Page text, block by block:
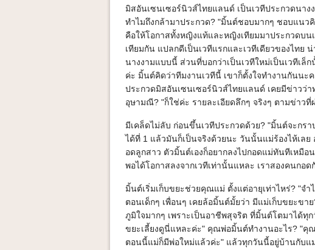
มิสอันเซนเซอร์นิวส์ไทยแลนด์ เป็นเวทีประกวดนาง
ทำไมถึงกล้ามาประกวด? "มิ้นต์ชอบมากๆ ชอบแนว
คือให้โอกาสทั้งหญิงแท้และหญิงเทียมมาประกวดบน
เทียมกัน แปลกดีเป็นเวทีแรกและเวทีเดียวของไทย
นางงามแบบนี้ ส่วนที่บอกว่าเป็นเวทีใหม่เป็นเวทีเล็
ค่ะ มิ้นต์คิดว่าทีมงานเวทีนี้ เขาก็ตั้งใจทำงานกันนะ
ประกวดมิสอันเซนเซอร์นิวส์ไทยแลนด์ เคยมีข่าวว่
อุษามณี? "ก็ใช่ค่ะ รายละเอียดลึกๆ จริงๆ ตามข่าว
มีเคล็ดไม่ลับ ก่อนขึ้นเวทีประกวดด้วย? "มิ้นต์จะกร
ได้ที่ 1 แล้วมันก็เป็นจริงด้วยนะ วันนั้นแม่ร้องไห้เล
อดลูกสาว ตัวมิ้นต์เองก็อยากลงไปกอดแม่ทันทีเหมื
พอได้โอกาสลงจากเวทีเท่านั้นแหละ เราสองคนกอด
มิ้นต์เริ่มเก็บขยะช่วยคุณแม่ ตั้งแต่อายุเท่าไหร่? "จำ
ตอนเด็กๆ เพื่อนๆ เคยล้อมิ้นต์มั้ยว่า มีแม่เก็บขยะขา
ภูมิใจมากๆ เพราะเป็นอาชีพสุจริต ที่มิ้นต์โตมาได้ทุ
ขยะเลี้ยงดูนี่แหละค่ะ" คุณพ่อมิ้นต์ทำงานอะไร? "
ตอนนี้แม่ก็มีพ่อใหม่แล้วค่ะ" แล้วทุกวันนี้อยู่บ้านกับ